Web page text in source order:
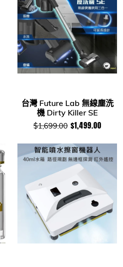
台灣 Future Lab 無線塵洗
機 Dirty Killer SE
$1,699.00 $1,499.00